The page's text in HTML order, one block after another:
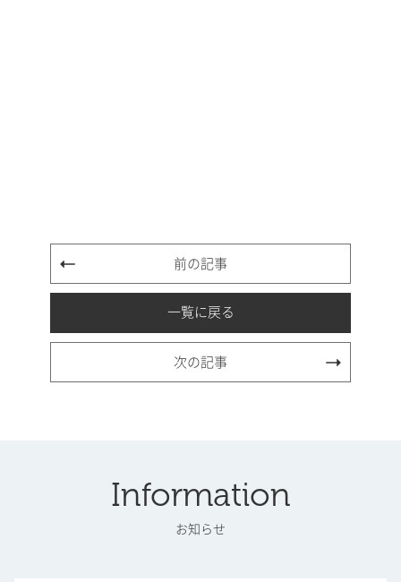
前の記事
一覧に戻る
次の記事
Information
お知らせ